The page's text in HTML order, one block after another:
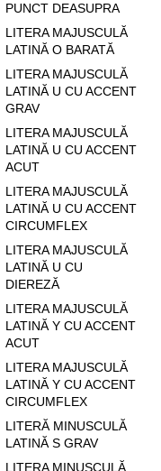
PUNCT DEASUPRA
LITERA MAJUSCULĂ
LATINĂ O BARATĂ
LITERA MAJUSCULĂ
LATINĂ U CU ACCENT
GRAV
LITERA MAJUSCULĂ
LATINĂ U CU ACCENT
ACUT
LITERA MAJUSCULĂ
LATINĂ U CU ACCENT
CIRCUMFLEX
LITERA MAJUSCULĂ
LATINĂ U CU
DIEREZĂ
LITERA MAJUSCULĂ
LATINĂ Y CU ACCENT
ACUT
LITERA MAJUSCULĂ
LATINĂ Y CU ACCENT
CIRCUMFLEX
LITERĂ MINUSCULĂ
LATINĂ S GRAV
LITERA MINUSCULĂ